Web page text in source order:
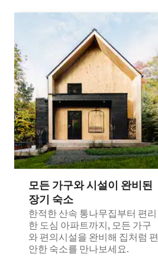
모든 가구와 시설이 완비된
장기 숙소
한적한 산속 통나무집부터 편리
한 도심 아파트까지, 모든 가구
와 편의시설을 완비해 집처럼 편
안한 숙소를 만나보세요.